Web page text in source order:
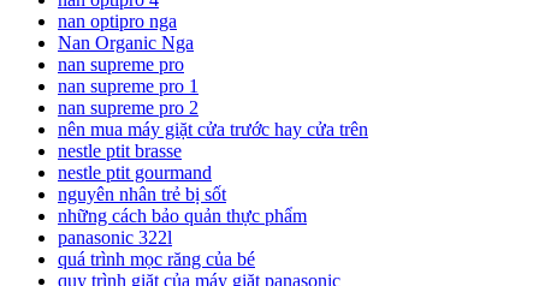
nan optipro nga
Nan Organic Nga
nan supreme pro
nan supreme pro 1
nan supreme pro 2
nên mua máy giặt cửa trước hay cửa trên
nestle ptit brasse
nestle ptit gourmand
nguyên nhân trẻ bị sốt
những cách bảo quản thực phẩm
panasonic 322l
quá trình mọc răng của bé
quy trình giặt của máy giặt panasonic